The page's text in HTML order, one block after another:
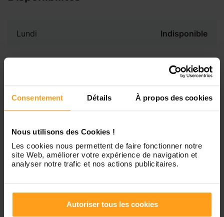
Consentement Détails À propos des cookies
Nous utilisons des Cookies !
Les cookies nous permettent de faire fonctionner notre
site Web, améliorer votre expérience de navigation et
analyser notre trafic et nos actions publicitaires.
Autoriser tous les cookies
Lundi Indisponible
Disponible de 00:00 à 00:00
Mercredi Disponible de 00:00 à 00:30
Jeudi Disponible de 00:00 à 00:00
Vendredi Disponible de 00:00 à 00:00
Samedi Disponible de 00:00 à 00:00
Vous souhaitez connaître les
Contactez-nous